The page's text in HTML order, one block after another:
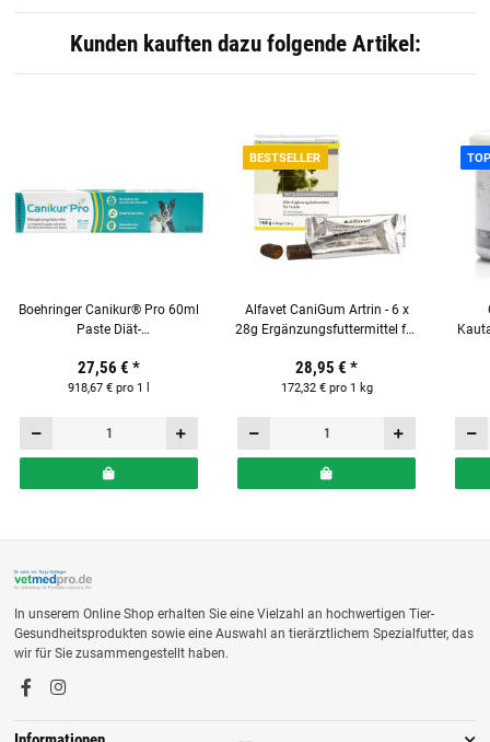
Kunden kauften dazu folgende Artikel:
Boehringer Canikur® Pro 60ml
Paste Diät-
Hunde und Katzen
27,56 € *
918,67 € pro 1 l
BESTSELLER
Alfavet CaniGum Artrin - 6 x
28g Ergänzungsfuttermittel für
28,95 € *
172,32 € pro 1 kg
In unserem Online Shop erhalten Sie eine Vielzahl an hochwertigen Tier-
Gesundheitsprodukten sowie eine Auswahl an tierärztlichem Spezialfutter, das
wir für Sie zusammengestellt haben.